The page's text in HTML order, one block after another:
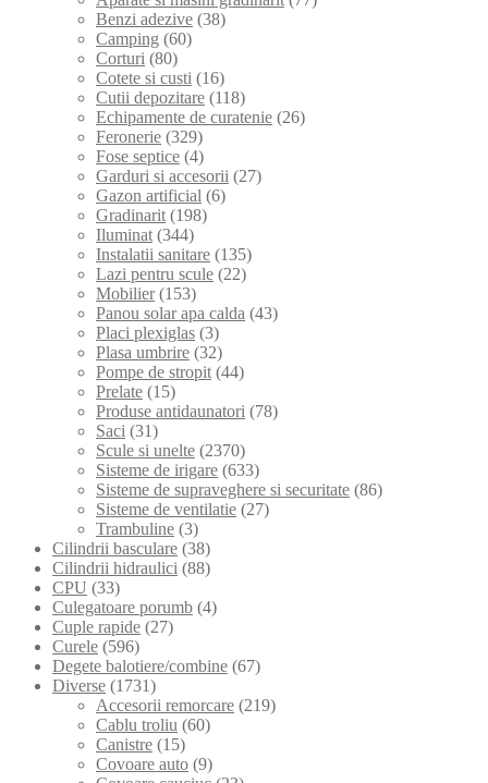
Benzi adezive (38)
Camping (60)
Corturi (80)
Cotete si custi (16)
Cutii depozitare (118)
Echipamente de curatenie (26)
Feronerie (329)
Fose septice (4)
Garduri si accesorii (27)
Gazon artificial (6)
Gradinarit (198)
Iluminat (344)
Instalatii sanitare (135)
Lazi pentru scule (22)
Mobilier (153)
Panou solar apa calda (43)
Placi plexiglas (3)
Plasa umbrire (32)
Pompe de stropit (44)
Prelate (15)
Produse antidaunatori (78)
Saci (31)
Scule si unelte (2370)
Sisteme de irigare (633)
Sisteme de supraveghere si securitate (86)
Sisteme de ventilatie (27)
Trambuline (3)
Cilindrii basculare (38)
Cilindrii hidraulici (88)
CPU (33)
Culegatoare porumb (4)
Cuple rapide (27)
Curele (596)
Degete balotiere/combine (67)
Diverse (1731)
Accesorii remorcare (219)
Cablu troliu (60)
Canistre (15)
Covoare auto (9)